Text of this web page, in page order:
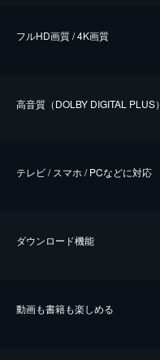
フルHD画質 / 4K画質
⾼⾳質（DOLBY DIGITAL PLUS）
テレビ / スマホ / PCなどに対応
ダウンロード機能
動画も書籍も楽しめる